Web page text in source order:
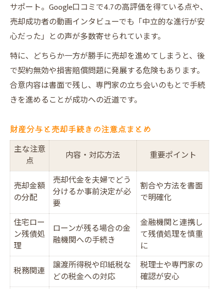
サポート。Google口コミで4.7の高評価を得ている点や、
売却成功者の動画インタビューでも「中立的な進行が安
心だった」との声が多数寄せられています。
特に、どちらか一方が勝手に売却を進めてしまうと、後
で契約無効や損害賠償問題に発展する危険もあります。
合意内容は書面で残し、専門家の立ち会いのもとで手続
きを進めることが成功への近道です。
財産分与と売却手続きの注意点まとめ
主な注意
点
内容・対応方法 重要ポイント
売却金額
の分配
売却代金を夫婦でどう
分けるか事前決定が必
要
割合や方法を書面
で明確化
住宅ロー
ン残債処
理
ローンが残る場合の金
融機関への手続き
金融機関と連携し
て残債処理を慎重
に
税務関連
譲渡所得税や印紙税な
どの税金への対応
税理士や専門家の
確認が安心